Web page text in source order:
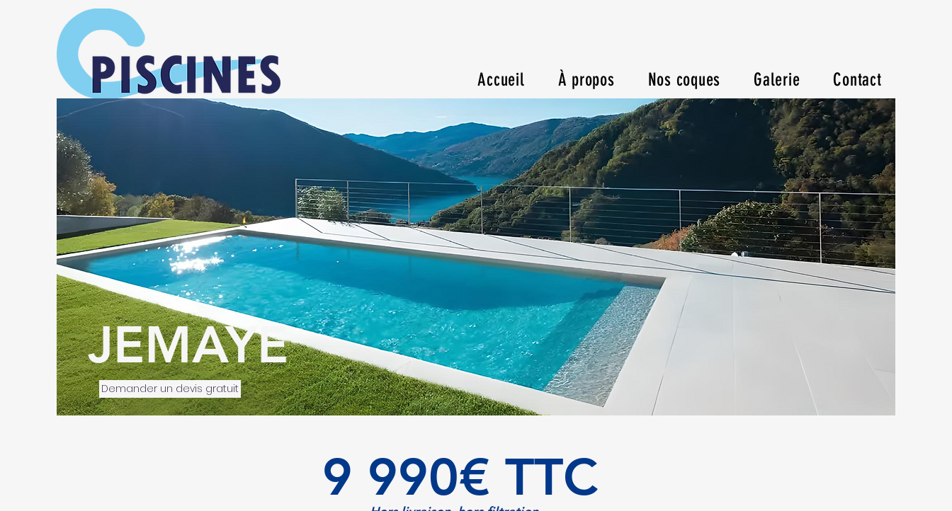
Accueil À propos Nos coques Galerie Contact
JEMAYE
Demander un devis gratuit
9 990€ TTC